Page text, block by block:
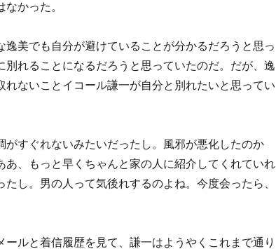
かった。
美でも自分が避けていることが分かるだろうと思っ
れることになるだろうと思っていたのだ。だが、逸
ないことイコール謙一が自分と別れたいと思ってい
がすぐれないみたいだったし。風邪が悪化したのか
、もっと早くちゃんと家の人に紹介してくれていれ
し。男の人って気後れするのよね。今度会ったら、
ルと着信履歴を見て、謙一はようやくこれまで通り